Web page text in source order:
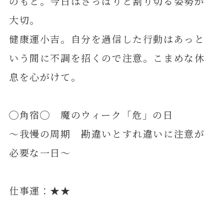
大切。
健康運小吉。自分を過信した行動はあっと
いう間に不調を招くので注意。こまめな休
息を心がけて。
◯角宿◯ 魔のウィーク「危」の日
～我慢の周期 勘違いとすれ違いに注意が
必要な一日～
仕事運：★★